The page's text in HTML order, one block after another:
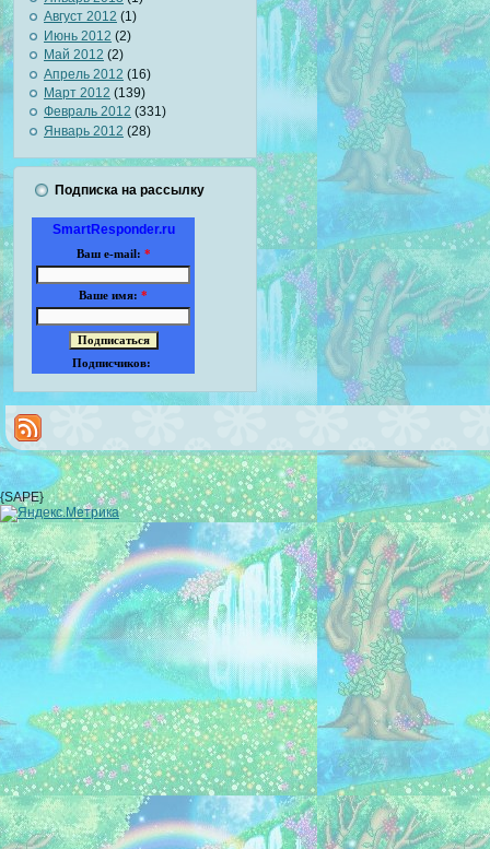
Август 2012 (1)
Июнь 2012 (2)
Май 2012 (2)
Апрель 2012 (16)
Март 2012 (139)
Февраль 2012 (331)
Январь 2012 (28)
Подписка на рассылку
SmartResponder.ru
Ваш e-mail: *
Ваше имя: *
Подписчиков:
{SAPE}